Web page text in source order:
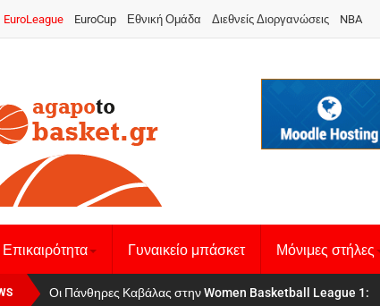
EuroLeague EuroCup Εθνική Ομάδα Διεθνείς Διοργανώσεις NBA
Επικαιρότητα Γυναικείο μπάσκετ Μόνιμες στήλες
Οι Πάνθηρες Καβάλας στην Women Basketball League 1
Αναχώρησε για τα Γιάννενα η Εθνική Γυναικών